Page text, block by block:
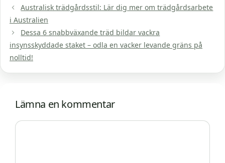
Australisk trädgårdsstil: Lär dig mer om trädgårdsarbete
i Australien
Dessa 6 snabbväxande träd bildar vackra
insynsskyddade staket – odla en vacker levande gräns på
nolltid!
Lämna en kommentar
Kommentar